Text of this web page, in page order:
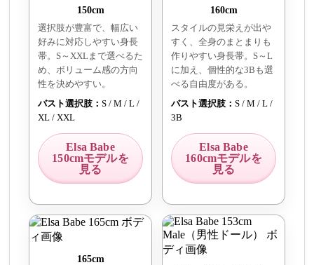
150cm
選択肢が豊富で、幅広い
好みに対応しやすい身長
帯。S～XXLまで選べるた
め、ボリューム感の方向
性を決めやすい。
バスト選択肢： S / M / L /
XL / XXL
Elsa Babe
150cmモデルを
見る
160cm
スタイルの見栄えが出や
すく、全身のまとまりも
作りやすい身長帯。S～L
に加え、個性的な3Bも選
べる自由度がある。
バスト選択肢： S / M / L /
3B
Elsa Babe
160cmモデルを
見る
165cm